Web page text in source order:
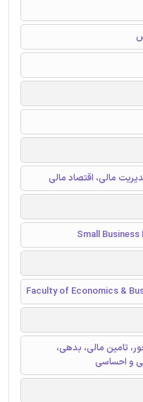
مالی، اقتصاد مالی
Faculty of Economics &
تامین مالی، بدهی،
و احساسی